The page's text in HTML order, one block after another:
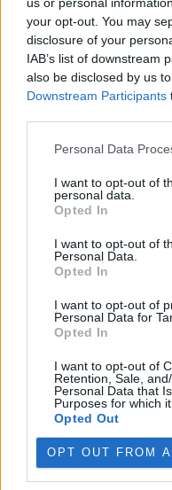
your opt-out. You may
disclosure of your
IAB’s list of downstream
also be disclosed by us
Downstream Participants
Personal Data
I want to opt-out of
personal data.
Opted In
I want to opt-out of
Personal Data.
Opted In
I want to opt-out of
Personal Data for
Opted In
I want to opt-out of
Retention, Sale,
Personal Data that
Purposes for which
Opted Out
OPT OUT FROM
takové míry, že člověka
o podporu nebo pomoc a
Martinem Nawrathem,
péčí o duševní zdraví také
proměn životního
„Furt ve střehu.“
26.11.2025 | PRAHA (
Moravia, jehož cílem byla
Moravě. Mluví o významu
diplomatických jednáních
vydržet – i když výsledky
přírodě přivedlo, proč má
Sumec velký na jihu
na takového
22.9.2025 | PRAHA (Ekolist.cz)
Diskuse: 26